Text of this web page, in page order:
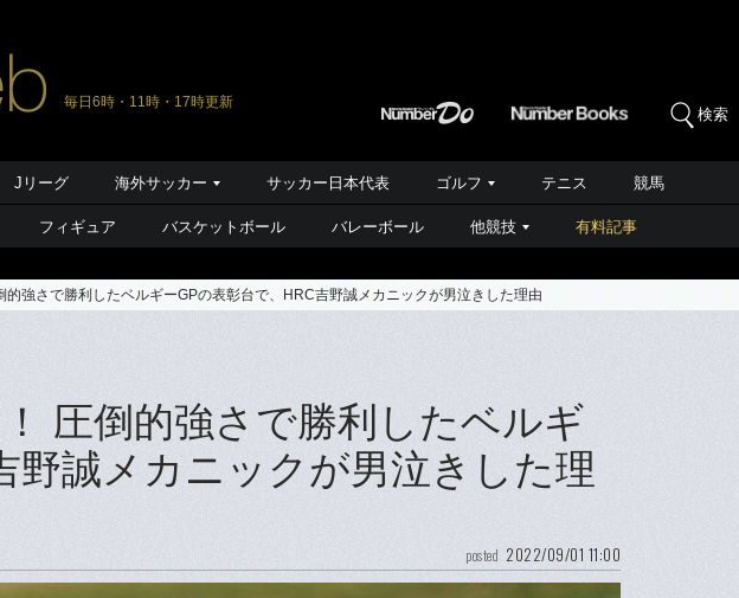
毎日6時・11時・17時更新
検索
Jリーグ 海外サッカー サッカー日本代表 ゴルフ テニス 競馬
フィギュア バスケットボール バレーボール 他競技 有料記事
的強さで勝利したベルギーGPの表彰台で、HRC吉野誠メカニックが男泣きした理由
圧倒的強さで勝利したベルギ
野誠メカニックが男泣きした理
posted 2022/09/01 11:00